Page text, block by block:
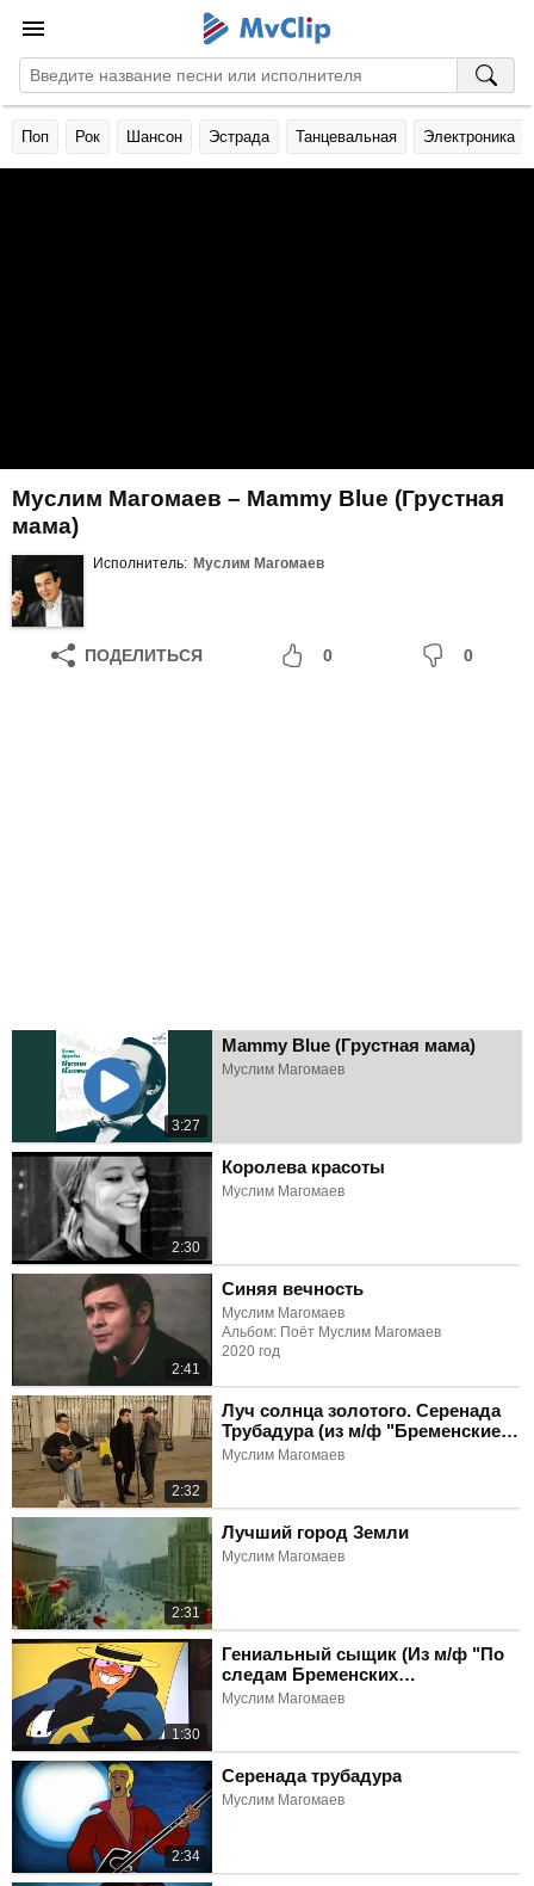
Поп Рок Шансон Эстрада Танцевальная Электроника
Муслим Магомаев – Mammy Blue (Грустная
мама)
Исполнитель: Муслим Магомаев
ПОДЕЛИТЬСЯ 0 0
3:27
Mammy Blue (Грустная мама)
Муслим Магомаев
2:30
Королева красоты
Муслим Магомаев
2:41
Синяя вечность
Муслим Магомаев
Альбом: Поёт Муслим Магомаев
2020 год
2:32
Луч солнца золотого. Серенада
Трубадура (из м/ф "Бременские
музыканты")
Муслим Магомаев
2:31
Лучший город Земли
Муслим Магомаев
1:30
Гениальный сыщик (Из м/ф "По
следам Бременских
музыкантов")
Муслим Магомаев
2:34
Серенада трубадура
Муслим Магомаев